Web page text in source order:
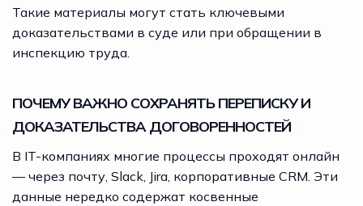
Такие материалы могут стать ключевыми
доказательствами в суде или при обращении в
инспекцию труда.
ПОЧЕМУ ВАЖНО СОХРАНЯТЬ ПЕРЕПИСКУ И
ДОКАЗАТЕЛЬСТВА ДОГОВОРЕННОСТЕЙ
В IT-компаниях многие процессы проходят онлайн
— через почту, Slack, Jira, корпоративные CRM. Эти
данные нередко содержат косвенные